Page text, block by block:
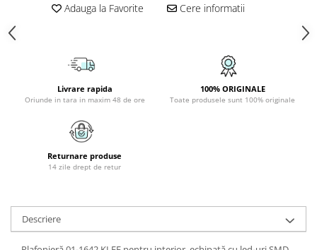
LAMPI BAIE
LAMPADARE CRISTAL
VEIOZA VINTAGE
Adauga la Favorite Cere informatii
Livrare rapida
Oriunde in tara in maxim 48 de ore
100% ORIGINALE
Toate produsele sunt 100% originale
Returnare produse
14 zile drept de retur
Descriere